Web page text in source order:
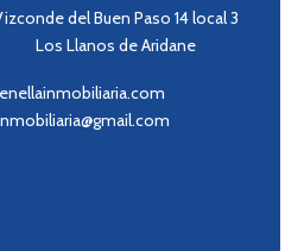
del Buen Paso 14 local 3
Los Llanos de Aridane